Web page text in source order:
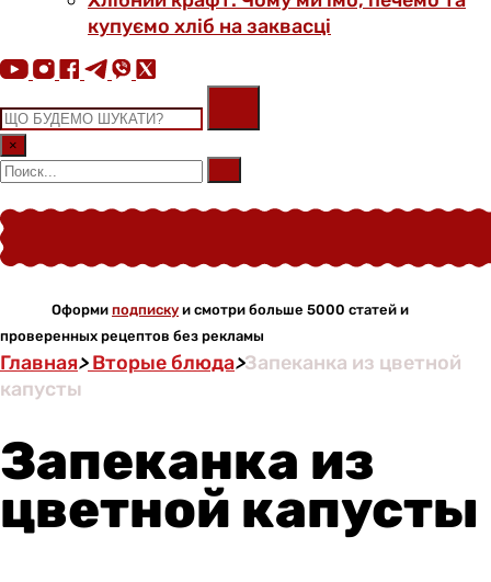
купуємо хліб на заквасці
×
Оформи подписку и смотри больше 5000 статей и
проверенных рецептов без рекламы
Главная>Вторые блюда>Запеканка из цветной
капусты
Запеканка из
цветной капусты